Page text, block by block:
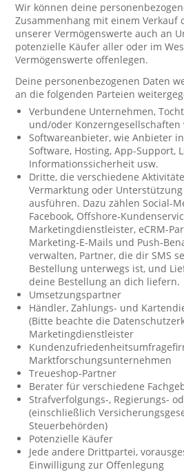
Wir können deine
Zusammenhang mit einem Verkauf
unserer Vermögenswerte auch an
potenzielle Käufer aller oder im
Vermögenswerte offenlegen.
Deine personenbezogenen Daten
an die folgenden Parteien
Verbundene Unternehmen,
und/oder Konzerngesellschaften
Softwareanbieter, wie Anbieter
Software, Hosting, App-Support,
Informationssicherheit usw.
Dritte, die verschiedene
Vermarktung oder
ausführen. Dazu zählen Social-
Facebook, Offshore-
Marketingdienstleister, eCRM-
Marketing-E-Mails und Push-
verwalten, Partner, die dir SMS
Bestellung unterwegs ist, und
deine Bestellung an dich liefern.
Umsetzungspartner
Händler, Zahlungs- und
(Bitte beachte die
Marketingdienstleister
Marktforschungsunternehmen
Treueshop-Partner
Berater für verschiedene
Strafverfolgungs-, Regierungs-
(einschließlich
Steuerbehörden)
Potenzielle Käufer
Jede andere Drittpartei,
Einwilligung zur Offenlegung